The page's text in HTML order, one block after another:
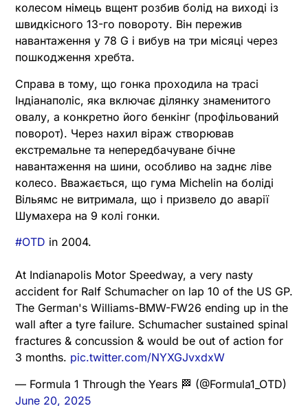
колесом німець вщент розбив болід на виході із
швидкісного 13-го повороту. Він пережив
навантаження у 78 G і вибув на три місяці через
пошкодження хребта.
Справа в тому, що гонка проходила на трасі
Індіанаполіс, яка включає ділянку знаменитого
овалу, а конкретно його бенкінг (профільований
поворот). Через нахил віраж створював
екстремальне та непередбачуване бічне
навантаження на шини, особливо на заднє ліве
колесо. Вважається, що гума Michelin на боліді
Вільямс не витримала, що і призвело до аварії
Шумахера на 9 колі гонки.
#OTD in 2004.
At Indianapolis Motor Speedway, a very nasty
accident for Ralf Schumacher on lap 10 of the US GP.
The German's Williams-BMW-FW26 ending up in the
wall after a tyre failure. Schumacher sustained spinal
fractures & concussion & would be out of action for
3 months. pic.twitter.com/NYXGJvxdxW
— Formula 1 Through the Years 🏁 (@Formula1_OTD)
June 20, 2025